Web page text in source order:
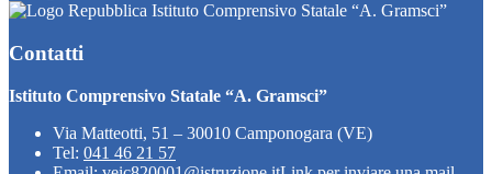
Istituto Comprensivo Statale “A. Gramsci”
Contatti
Istituto Comprensivo Statale “A. Gramsci”
Via Matteotti, 51 – 30010 Camponogara (VE)
Tel: 041 46 21 57